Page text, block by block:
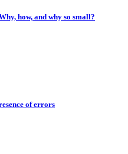
how, and why so small?
of errors